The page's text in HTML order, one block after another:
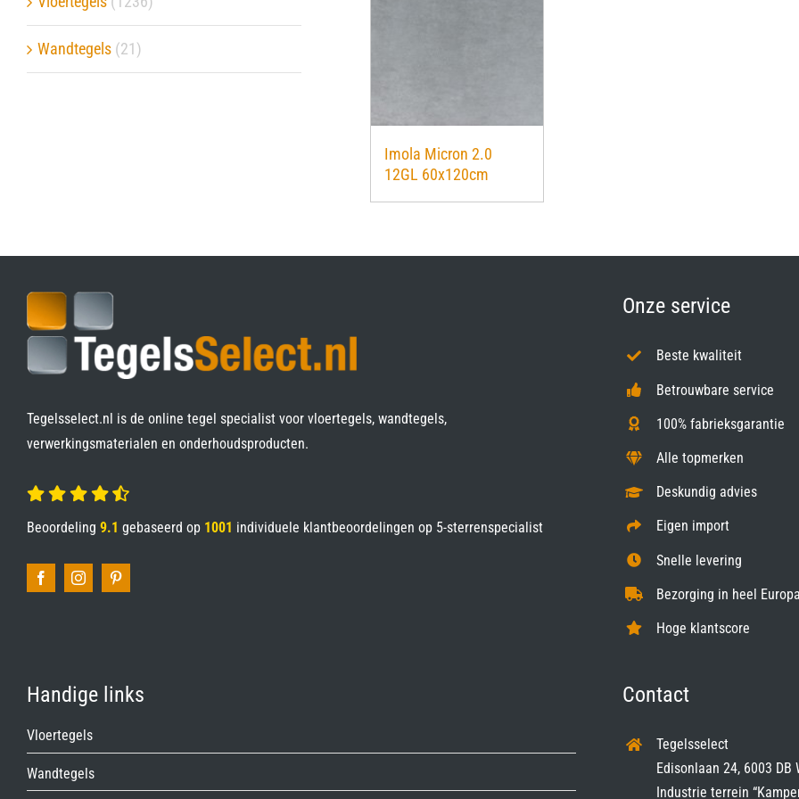
Verwerkingsmaterialen
Imola Micron 2.0
12GL 60x120cm
Wandtegels (21)
Tegelsselect.nl is de online tegel specialist voor vloertegels, wandtegels,
verwerkingsmaterialen en onderhoudsproducten.
Beoordeling 9.1 gebaseerd op 1001 individuele klantbeoordelingen op 5-sterrenspecialist
Onze service
Beste kwaliteit
Betrouwbare service
100% fabrieksgarantie
Alle topmerken
Deskundig advies
Eigen import
Snelle levering
Bezorging in heel
Hoge klantscore
Handige links
Vloertegels
Wandtegels
Contact
Tegelsselect
Edisonlaan 24, 6003 DB
Industrie terrein